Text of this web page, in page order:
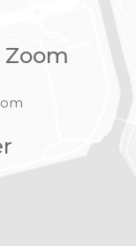
Zoom